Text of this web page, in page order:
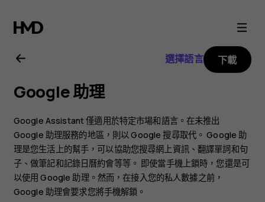
Nokia
5.3
用
戶
指
南
選擇語言 下載
Google 助理
Google Assistant 僅適用於特定市場和語言。在未推出
Google 助理服務的地區，則以 Google 搜尋取代。 Google 助
理是您生活上的幫手，可以協助您搜尋網上資訊、翻譯單詞和句
子、做筆記和記錄日曆約會等等。 即使當手機上鎖時，您還是可
以使用 Google 助理。然而，在接入您的私人數據之前，
Google 助理會要求您將手機解鎖。